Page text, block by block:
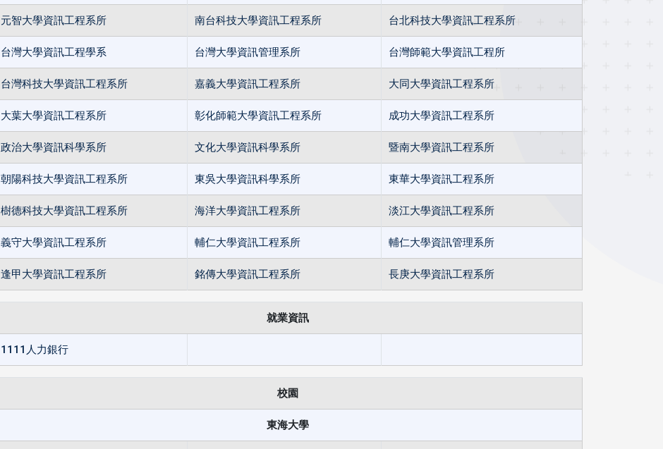
元智大學資訊工程系所 南台科技大學資訊工程系所 台北科技大學資訊工程系所
台灣大學資訊工程學系 台灣大學資訊管理系所 台灣師範大學資訊工程所
台灣科技大學資訊工程系所 嘉義大學資訊工程系所 大同大學資訊工程系所
大葉大學資訊工程系所 彰化師範大學資訊工程系所 成功大學資訊工程系所
政治大學資訊科學系所 文化大學資訊科學系所 暨南大學資訊工程系所
朝陽科技大學資訊工程系所 東吳大學資訊科學系所 東華大學資訊工程系所
樹德科技大學資訊工程系所 海洋大學資訊工程系所 淡江大學資訊工程系所
義守大學資訊工程系所 輔仁大學資訊工程系所 輔仁大學資訊管理系所
逢甲大學資訊工程系所 銘傳大學資訊工程系所 長庚大學資訊工程系所
就業資訊
1111人力銀行
校園
東海大學